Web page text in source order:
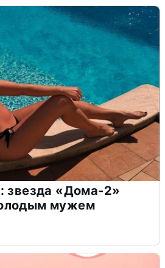
звезда «Дома-2»
мужем